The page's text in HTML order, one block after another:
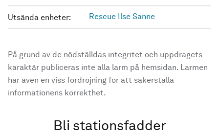
Utsända enheter: Rescue Ilse Sanne
På grund av de nödställdas integritet och uppdragets
karaktär publiceras inte alla larm på hemsidan. Larmen
har även en viss fördröjning för att säkerställa
informationens korrekthet.
Bli stationsfadder